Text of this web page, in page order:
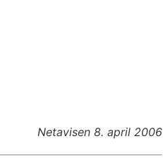
Netavisen 8. april 2006